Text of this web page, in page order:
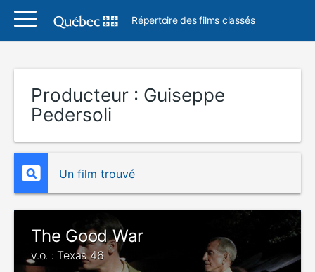
Répertoire des films classés
Producteur : Guiseppe
Pedersoli
Un film trouvé
The Good War
v.o. : Texas 46